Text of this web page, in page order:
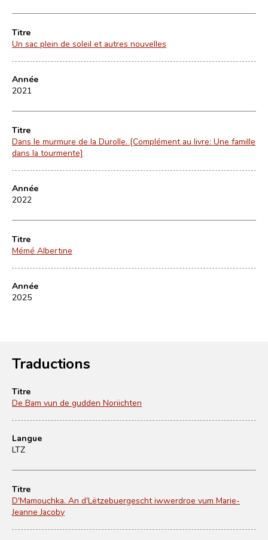
Titre
Un sac plein de soleil et autres nouvelles
Année
2021
Titre
Dans le murmure de la Durolle. [Complément au livre: Une famille
dans la tourmente]
Année
2022
Titre
Mémé Albertine
Année
2025
Traductions
Titre
De Bam vun de gudden Noriichten
Langue
LTZ
Titre
D'Mamouchka. An d'Lëtzebuergescht iwwerdroe vum Marie-
Jeanne Jacoby